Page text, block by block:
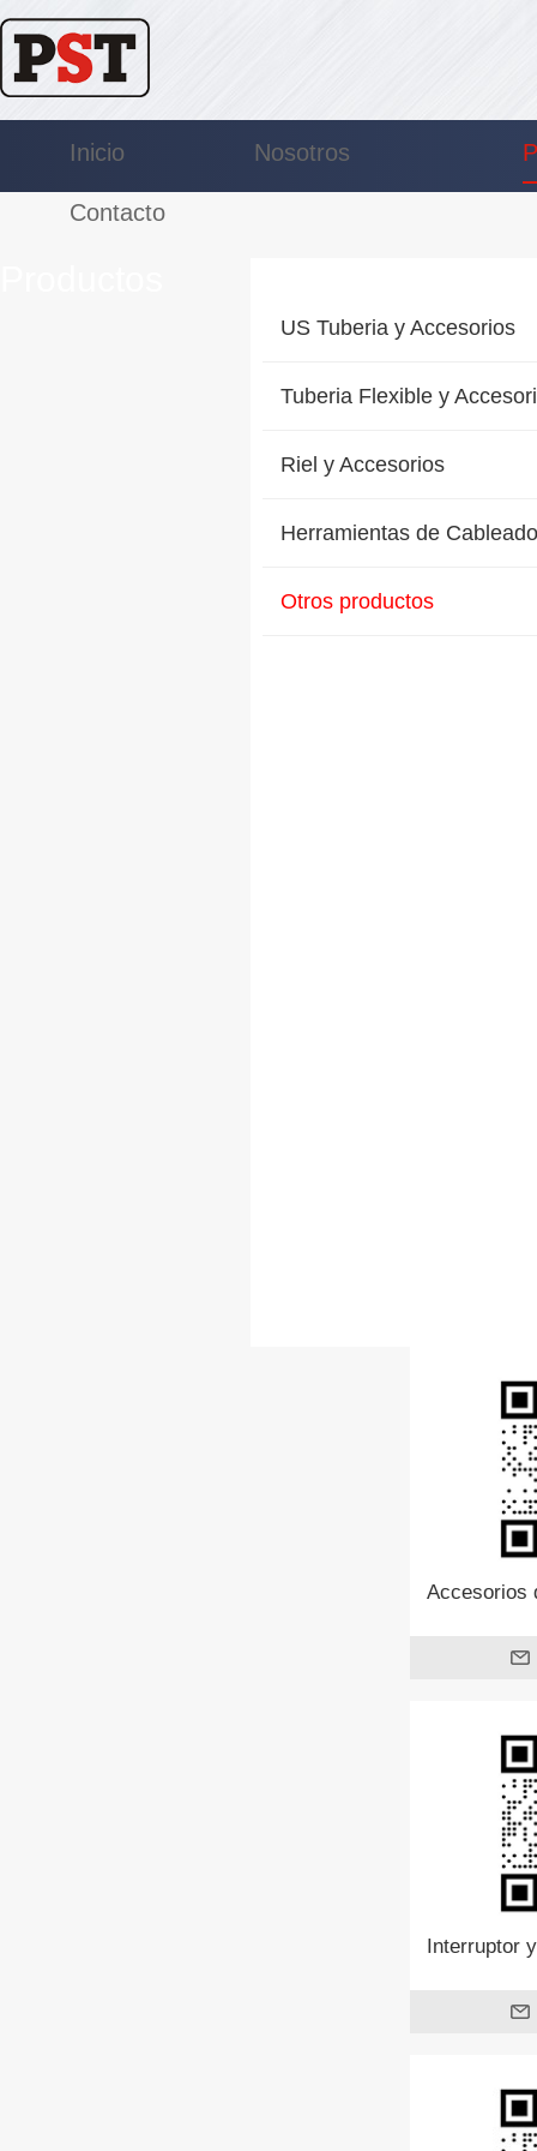
Inicio Nosotros
Contacto
US Tuberia y Accesorios
Tuberia Flexible y
Riel y Accesorios
Herramientas de Cableado
Otros productos
Accesorios
Interruptor